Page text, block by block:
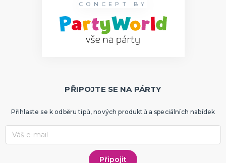
CONCEPT BY
PŘIPOJTE SE NA PÁRTY
Přihlaste se k odběru tipů, nových produktů a speciálních nabídek